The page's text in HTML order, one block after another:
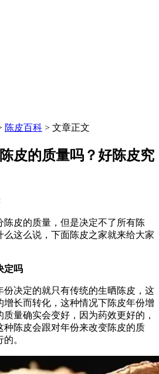
陈皮百科 > 文章正文
皮的质量吗？好陈皮究
陈皮的质量，但是决定不了所有陈
么这么说，下面陈皮之家就来给大家
定吗
份决定的就只有传统的生晒陈皮，这
长而转化，这种情况下陈皮年份增
量确实会变好，因为药效更好的，
种陈皮会跟对年份来改变陈皮的质
。